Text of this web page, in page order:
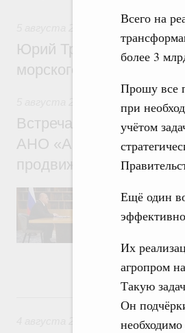
Всего на
более 3
Прошу все
при
учётом
Ещё один
Их
агропром
Такую
Он
Арктическая
Юрий Трутнев:
морского пути будет
Деловая среда.
Встреча Михаила
АНО «Агентство
продвижению новых
достижения
проектов по
экологии.
ЕАЭС.